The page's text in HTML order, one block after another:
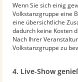
Wenn Sie sich einig
Volkstanzgruppe eine
eine übersichtliche
dadurch keine Kosten
Nach Ihrer
Volkstanzgruppe zu
4. Live-Show